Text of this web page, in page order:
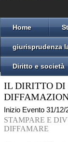
Home
giurisprudenza
Diritto e società
IL DIRITTO DI
Inizio Evento 31/12/
STAMPARE E
DIFFAMARE